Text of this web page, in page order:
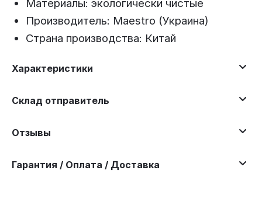
Материалы: экологически чистые
Производитель: Maestro (Украина)
Страна производства: Китай
Характеристики
Склад отправитель
Отзывы
Гарантия / Оплата / Доставка